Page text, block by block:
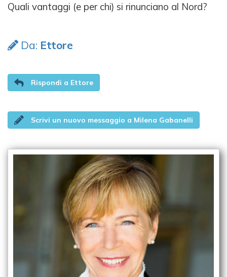
Quali vantaggi (e per chi) si rinunciano al Nord?
Da: Ettore
Rispondi a Ettore
Scrivi un nuovo messaggio a Milena Gabanelli